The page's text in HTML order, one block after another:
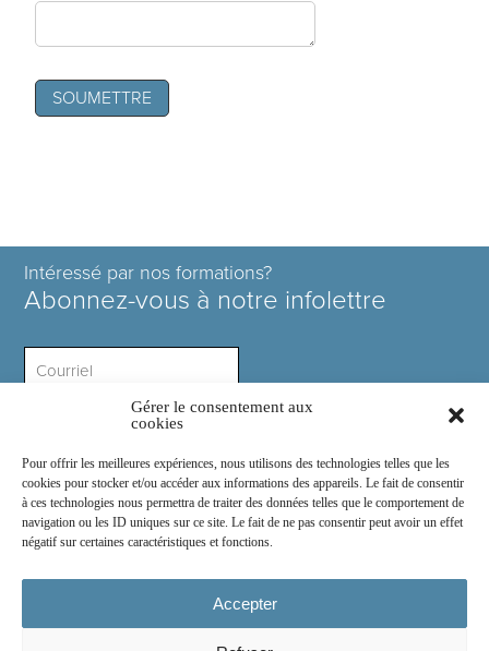
Gérer le consentement aux
cookies
Pour offrir les meilleures expériences, nous utilisons des technologies telles que les
cookies pour stocker et/ou accéder aux informations des appareils. Le fait de consentir
à ces technologies nous permettra de traiter des données telles que le comportement de
navigation ou les ID uniques sur ce site. Le fait de ne pas consentir peut avoir un effet
négatif sur certaines caractéristiques et fonctions.
Accepter
Intéressé par nos formations?
Abonnez-vous à notre infolettre